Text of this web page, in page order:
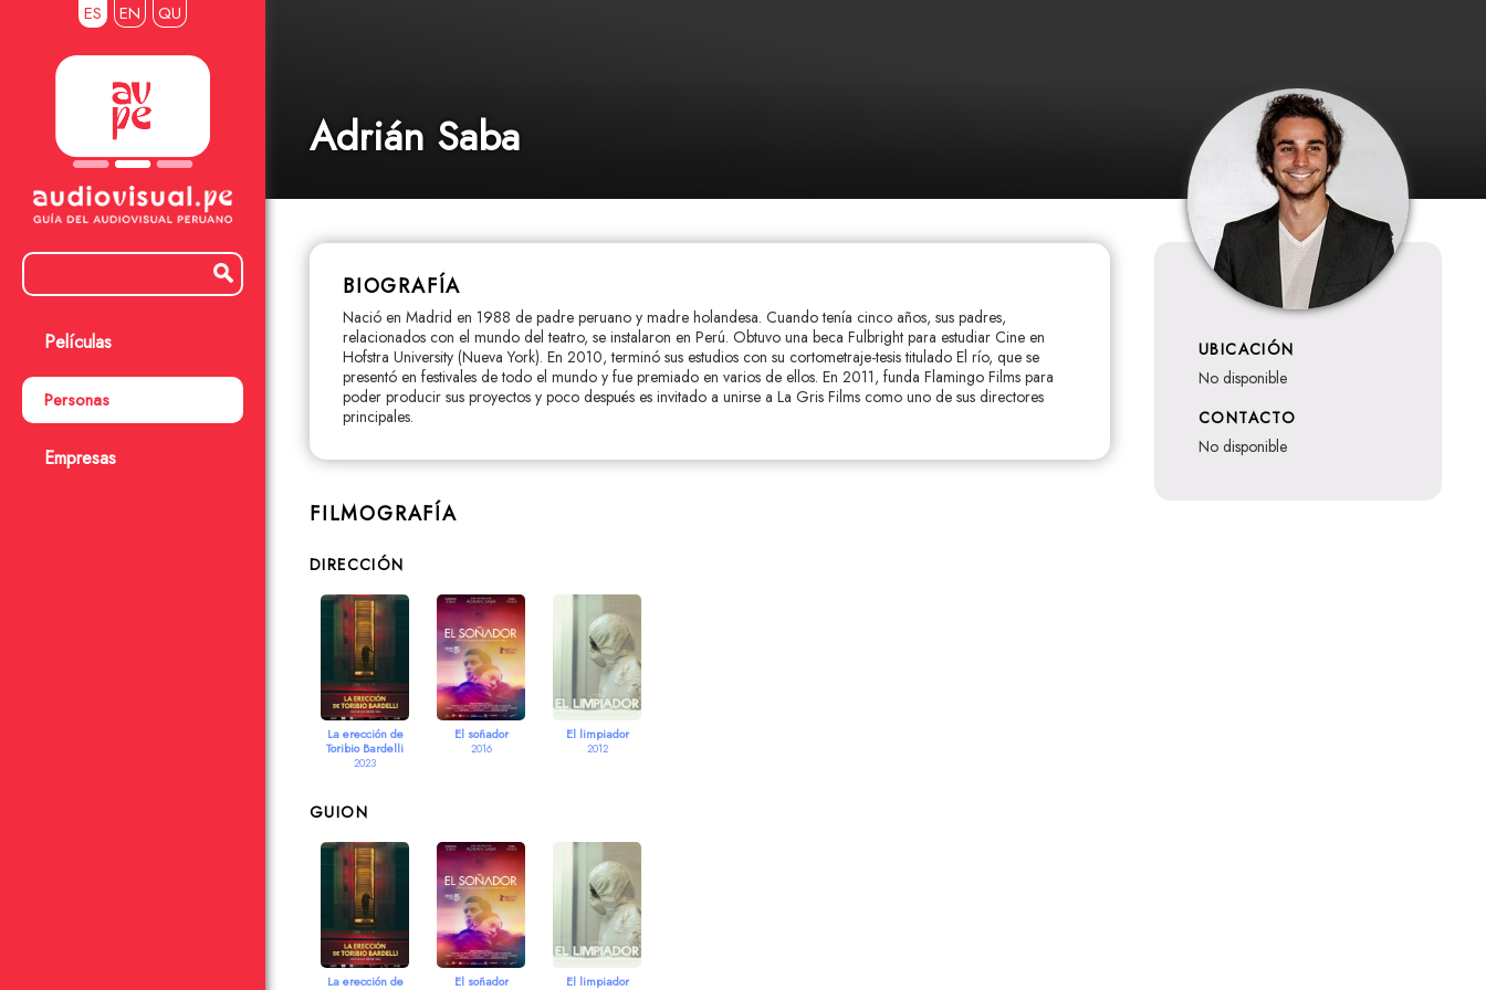
ES EN QU
Películas
Personas
Empresas
Adrián Saba
BIOGRAFÍA
Nació en Madrid en 1988 de padre peruano y madre holandesa. Cuando tenía cinco años, sus padres,
relacionados con el mundo del teatro, se instalaron en Perú. Obtuvo una beca Fulbright para estudiar Cine en
Hofstra University (Nueva York). En 2010, terminó sus estudios con su cortometraje-tesis titulado El río, que se
presentó en festivales de todo el mundo y fue premiado en varios de ellos. En 2011, funda Flamingo Films para
poder producir sus proyectos y poco después es invitado a unirse a La Gris Films como uno de sus directores
principales.
UBICACIÓN
no disponible
CONTACTO
no disponible
FILMOGRAFÍA
DIRECCIÓN
La erección de
Toribio Bardelli
2023
El soñador
2016
El limpiador
2012
GUION
La erección de
El soñador El limpiador